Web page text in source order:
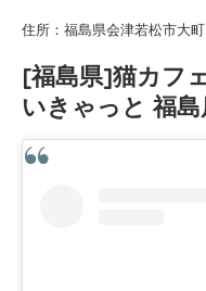
住所：福島県会津若松市大
[福島県]猫カフ
いきゃっと 福島